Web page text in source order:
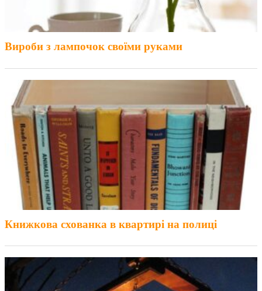
Вироби з лампочок своїми руками
Книжкова схованка в квартирі на полиці